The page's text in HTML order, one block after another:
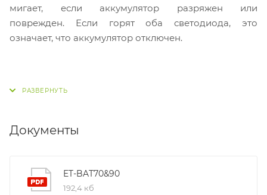
мигает, если аккумулятор разряжен или
поврежден. Если горят оба светодиода, это
означает, что аккумулятор отключен.
Документы
ET-BAT70&90
192,4 кб